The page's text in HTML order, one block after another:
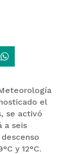
el
se activó
a seis
y 12°C.